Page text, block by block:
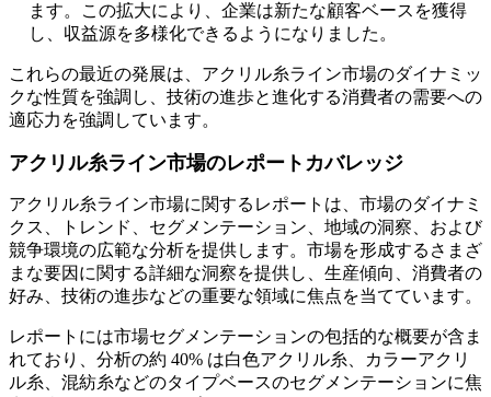
ます。この拡大により、企業は新たな顧客ベースを獲得
し、収益源を多様化できるようになりました。
これらの最近の発展は、アクリル糸ライン市場のダイナミッ
クな性質を強調し、技術の進歩と進化する消費者の需要への
適応力を強調しています。
アクリル糸ライン市場のレポートカバレッジ
アクリル糸ライン市場に関するレポートは、市場のダイナミ
クス、トレンド、セグメンテーション、地域の洞察、および
競争環境の広範な分析を提供します。市場を形成するさまざ
まな要因に関する詳細な洞察を提供し、生産傾向、消費者の
好み、技術の進歩などの重要な領域に焦点を当てています。
レポートには市場セグメンテーションの包括的な概要が含ま
れており、分析の約 40% は白色アクリル糸、カラーアクリ
ル糸、混紡糸などのタイプベースのセグメンテーションに焦